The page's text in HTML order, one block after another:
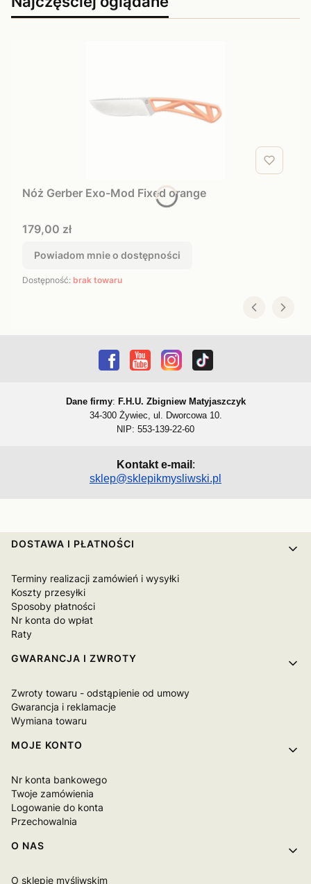
Nóż Gerber Exo-Mod Fixed orange
Cena
179,00 zł
Powiadom mnie o dostępności
Dostępność: brak towaru
Dane firmy: F.H.U. Zbigniew Matyjaszczyk
34-300 Żywiec, ul. Dworcowa 10.
NIP: 553-139-22-60
Kontakt e-mail :
sklep@sklepikmysliwski.pl
Linki w stopce
DOSTAWA I PŁATNOŚCI
Terminy realizacji zamówień i wysyłki
Koszty przesyłki
Sposoby płatności
Nr konta do wpłat
Raty
GWARANCJA I ZWROTY
Zwroty towaru - odstąpienie od umowy
Gwarancja i reklamacje
Wymiana towaru
MOJE KONTO
Nr konta bankowego
Twoje zamówienia
Logowanie do konta
Przechowalnia
O NAS
O sklepie myśliwskim